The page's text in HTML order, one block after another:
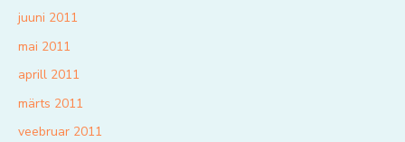
juuni 2011
mai 2011
aprill 2011
märts 2011
veebruar 2011